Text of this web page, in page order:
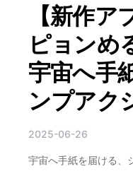
【新作
ピョンめ
宇宙へ手
ンプアク
2025-06-26
宇宙へ手紙を届ける、